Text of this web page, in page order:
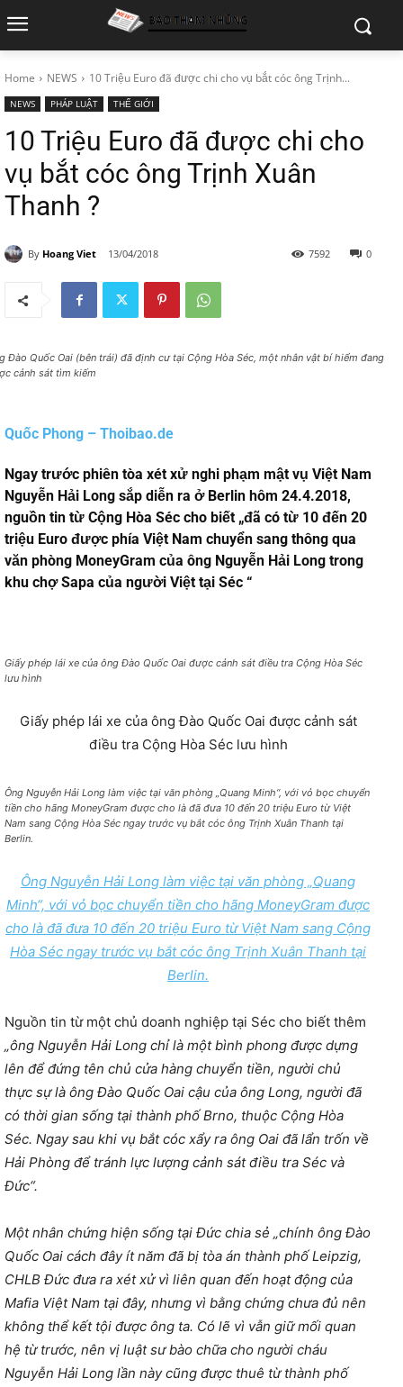
Home NEWS 10 Triệu Euro đã được chi cho vụ bắt cóc ông Trịnh...
NEWS PHÁP LUẬT THẾ GIỚI
10 Triệu Euro đã được chi cho
vụ bắt cóc ông Trịnh Xuân
Thanh ?
By Hoang Viet 13/04/2018 0
7592
Đào Quốc Oai (bên trái) đã định cư tại Cộng Hòa Séc, một nhân vật bí hiểm đang
cảnh sát tìm kiếm
Quốc Phong – Thoibao.de
Ngay trước phiên tòa xét xử nghi phạm mật vụ Việt Nam
Nguyễn Hải Long sắp diễn ra ở Berlin hôm 24.4.2018,
nguồn tin từ Cộng Hòa Séc cho biết „đã có từ 10 đến 20
triệu Euro được phía Việt Nam chuyển sang thông qua
văn phòng MoneyGram của ông Nguyễn Hải Long trong
khu chợ Sapa của người Việt tại Séc “
Giấy phép lái xe của ông Đào Quốc Oai được cảnh sát điều tra Cộng Hòa Séc
lưu hình
Giấy phép lái xe của ông Đào Quốc Oai được cảnh sát
điều tra Cộng Hòa Séc lưu hình
Ông Nguyễn Hải Long làm việc tại văn phòng „Quang Minh“, với vỏ bọc chuyển
tiền cho hãng MoneyGram được cho là đã đưa 10 đến 20 triệu Euro từ Việt
Nam sang Cộng Hòa Séc ngay trước vụ bắt cóc ông Trịnh Xuân Thanh tại
Berlin.
Ông Nguyễn Hải Long làm việc tại văn phòng „Quang
Minh“, với vỏ bọc chuyển tiền cho hãng MoneyGram được
cho là đã đưa 10 đến 20 triệu Euro từ Việt Nam sang Cộng
Hòa Séc ngay trước vụ bắt cóc ông Trịnh Xuân Thanh tại
Berlin.
Nguồn tin từ một chủ doanh nghiệp tại Séc cho biết thêm
„ông Nguyễn Hải Long chỉ là một bình phong được dựng
lên để đứng tên chủ cửa hàng chuyển tiền, người chủ
thực sự là ông Đào Quốc Oai cậu của ông Long, người đã
có thời gian sống tại thành phố Brno, thuộc Cộng Hòa
Séc. Ngay sau khi vụ bắt cóc xẩy ra ông Oai đã lẩn trốn về
Hải Phòng để tránh lực lượng cảnh sát điều tra Séc và
Đức“.
Một nhân chứng hiện sống tại Đức chia sẻ „chính ông Đào
Quốc Oai cách đây ít năm đã bị tòa án thành phố Leipzig,
CHLB Đức đưa ra xét xử vì liên quan đến hoạt động của
Mafia Việt Nam tại đây, nhưng vì bằng chứng chưa đủ nên
không thể kết tội được ông ta. Có lẽ vì vẫn giữ mối quan
hệ từ trước, nên vị luật sư bào chữa cho người cháu
Nguyễn Hải Long lần này cũng được thuê từ thành phố